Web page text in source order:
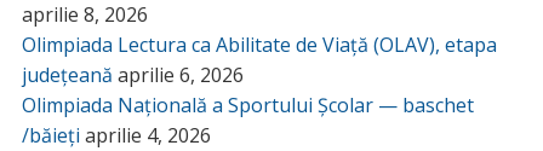
aprilie 8, 2026
Olimpiada Lectura ca Abilitate de Viață (OLAV), etapa
județeană aprilie 6, 2026
Olimpiada Națională a Sportului Școlar — baschet
/băieți aprilie 4, 2026